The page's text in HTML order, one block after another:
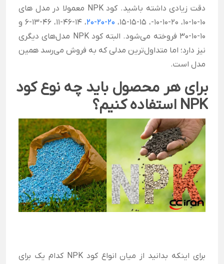
دقت زیادی داشته باشید. کود NPK معمولا در مدل های
10-10-10، 20-10-10-، 15-15-15،
20-20-20
، 14-46-11، 46-13-6 و
10-10-30 فروخته می‌شود. البته کود NPK مدل‌های دیگری
نیز دارد؛ اما متداول‌ترین مدلی که به فروش می‌رسد همین
مدل است.
برای هر محصول باید چه نوع کود
NPK استفاده کنیم؟
برای اینکه بدانید از میان انواع کود NPK کدام یک برای